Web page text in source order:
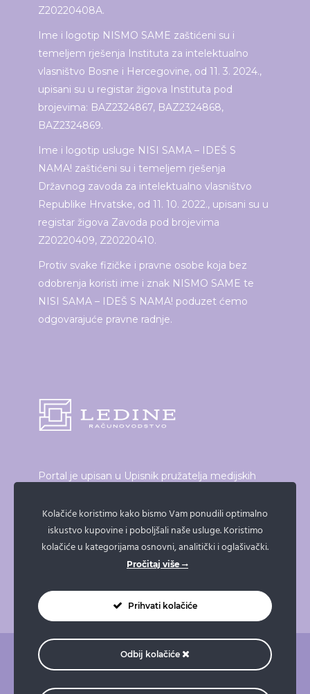
Z20220408A.
Ime i logotip NISMO SAME zaštićeni su i
temeljem rješenja Instituta za intelektualno
vlasništvo Bosne i Hercegovine, od 11. 3. 2024.,
upisani su u registar žigova Instituta pod
brojevima: BAZ2324867, BAZ2324868,
BAZ2324869.
Ime i logotip usluge NISI SAMA – IDEŠ S
NAMA! zaštićeni su i temeljem rješenja
Državnog zavoda za intelektualno vlasništvo
Republike Hrvatske, od 11. 10. 2022., upisani su u
registar žigova Zavoda pod brojevima
Z20220409, Z20220410.
Protiv svake fizičke i pravne osobe koja bez
odobrenja koristi ime i znak NISMO SAME te
NISI SAMA – IDEŠ S NAMA! poduzet ćemo
odgovarajuće pravne radnje.
Portal je upisan u Upisnik pružatelja medijskih
proizvođača audiovizualnog i radijskog programa
koji vodi Vijeće za elektroničke medije.
Broj upisa: 21/19
Kolačiće koristimo kako bismo Vam ponudili optimalno
iskustvo kupovine i poboljšali naše usluge. Koristimo
kolačiće u kategorijama osnovni, analitički i oglašivački.
Pročitaj više
Prihvati kolačiće
Odbij kolačiće